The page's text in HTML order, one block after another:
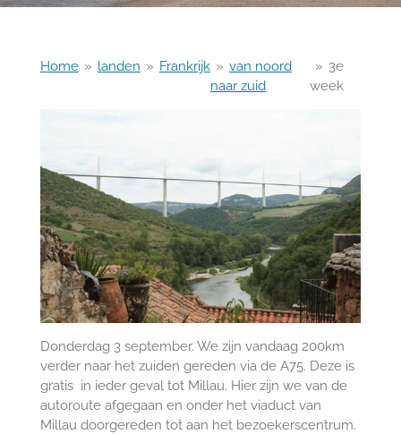
Home » landen » Frankrijk » van noord
naar zuid
» 3e
week
Donderdag 3 september. We zijn vandaag 200km
verder naar het zuiden gereden via de A75. Deze is
gratis in ieder geval tot Millau. Hier zijn we van de
autoroute afgegaan en onder het viaduct van
Millau doorgereden tot aan het bezoekerscentrum.